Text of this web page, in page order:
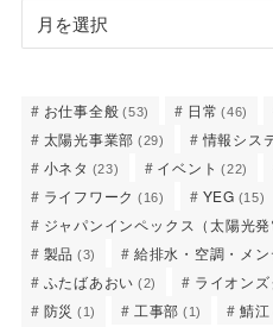
お仕事全般 (53) 日常 (46)
太陽光事業部 (29) 情報シス
小ネタ (23) イベント (22)
ライフワーク (16) YEG (15)
ジャパンインペックス（太陽光発
製品 (3) 給排水・空調・メン
ふたばあおい (2) ライオン
防災 (1) 工事部 (1) 鯖江